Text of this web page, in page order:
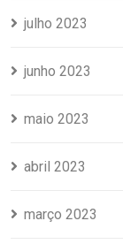
julho 2023
junho 2023
maio 2023
abril 2023
março 2023